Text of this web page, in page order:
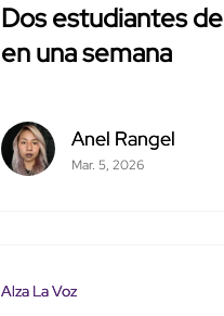
Dos estudiantes
en una semana
Anel Rangel
Mar. 5, 2026
Alza La Voz